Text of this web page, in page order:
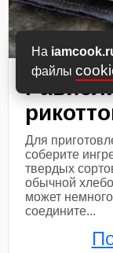
На
файлы
Для
соберите
твердых
обычной
может
соедините...